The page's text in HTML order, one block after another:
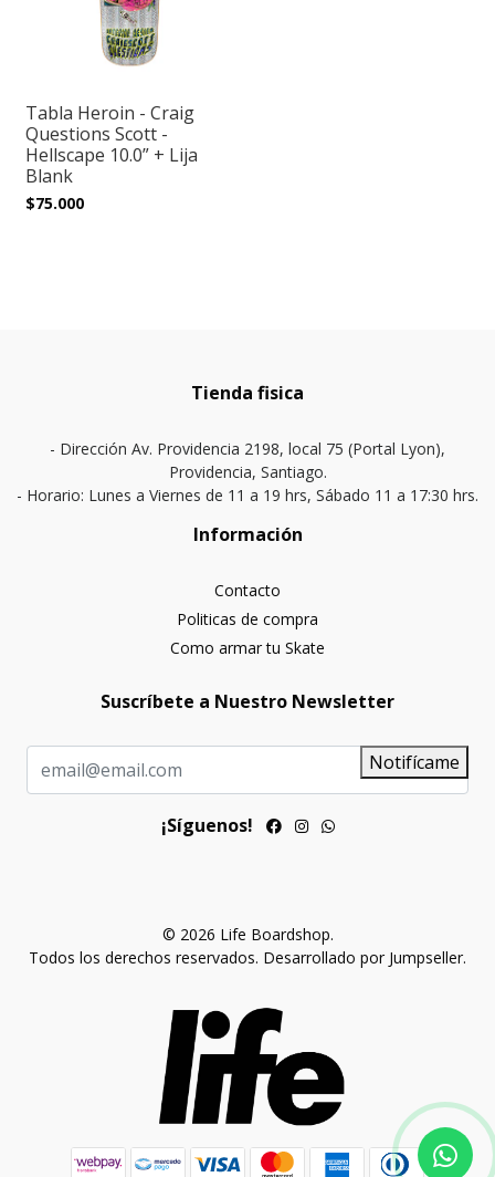
Tabla Heroin - Craig
Questions Scott -
Hellscape 10.0” + Lija
Blank
$75.000
Tienda fisica
- Dirección Av. Providencia 2198, local 75 (Portal Lyon),
Providencia, Santiago.
- Horario: Lunes a Viernes de 11 a 19 hrs, Sábado 11 a 17:30 hrs.
Información
Contacto
Politicas de compra
Como armar tu Skate
Suscríbete a Nuestro Newsletter
Notifícame
¡Síguenos!
© 2026 Life Boardshop.
Todos los derechos reservados. Desarrollado por Jumpseller.